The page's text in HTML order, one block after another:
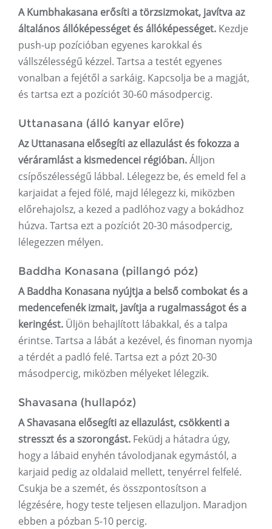
A Kumbhakasana erősíti a törzsizmokat, javítva az
általános állóképességet és állóképességet. Kezdje
push-up pozícióban egyenes karokkal és
vállszélességű kézzel. Tartsa a testét egyenes
vonalban a fejétől a sarkáig. Kapcsolja be a magját,
és tartsa ezt a pozíciót 30-60 másodpercig.
Uttanasana (álló kanyar előre)
Az Uttanasana elősegíti az ellazulást és fokozza a
véráramlást a kismedencei régióban.Álljon
csípőszélességű lábbal. Lélegezz be, és emeld fel a
karjaidat a fejed fölé, majd lélegezz ki, miközben
előrehajolsz, a kezed a padlóhoz vagy a bokádhoz
húzva. Tartsa ezt a pozíciót 20-30 másodpercig,
lélegezzen mélyen.
Baddha Konasana (pillangó póz)
A Baddha Konasana nyújtja a belső combokat és a
medencefenék izmait, javítja a rugalmasságot és a
keringést. Üljön behajlított lábakkal, és a talpa
érintse. Tartsa a lábát a kezével, és finoman nyomja
a térdét a padló felé. Tartsa ezt a pózt 20-30
másodpercig, miközben mélyeket lélegzik.
Shavasana (hullapóz)
A Shavasana elősegíti az ellazulást, csökkenti a
stresszt és a szorongást. Feküdj a hátadra úgy,
hogy a lábaid enyhén távolodjanak egymástól, a
karjaid pedig az oldalaid mellett, tenyérrel felfelé.
Csukja be a szemét, és összpontosítson a
légzésére, hogy teste teljesen ellazuljon. Maradjon
ebben a pózban 5-10 percig.